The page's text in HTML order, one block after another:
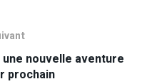
nouvelle aventure
prochain